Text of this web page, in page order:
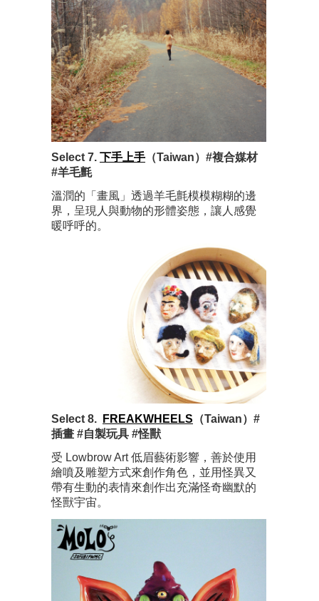
Select 7. 下手上手 （Taiwan）#複合媒材
#羊毛氈
溫潤的「畫風」透過羊毛氈模模糊糊的邊
界，呈現人與動物的形體姿態，讓人感覺
暖呼呼的。
Select 8. FREAKWHEELS （Taiwan）#
插畫 #自製玩具 #怪獸
受 Lowbrow Art 低眉藝術影響，善於使用
繪噴及雕塑方式來創作角色，並用怪異又
帶有生動的表情來創作出充滿怪奇幽默的
怪獸宇宙。